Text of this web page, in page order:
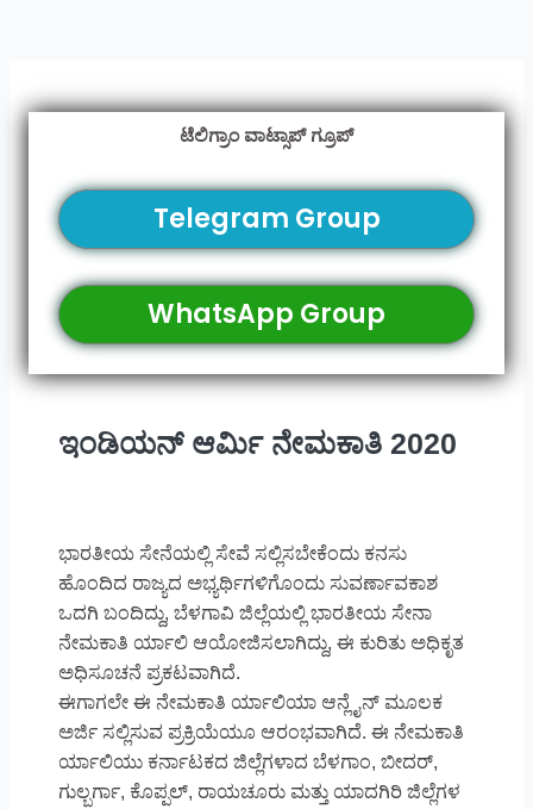
ಟೆಲಿಗ್ರಾಂ ವಾಟ್ಸಾಪ್ ಗ್ರೂಪ್
Telegram Group
WhatsApp Group
ಇಂಡಿಯನ್ ಆರ್ಮಿ ನೇಮಕಾತಿ 2020
ಭಾರತೀಯ ಸೇನೆಯಲ್ಲಿ ಸೇವೆ ಸಲ್ಲಿಸಬೇಕೆಂದು ಕನಸು
ಹೊಂದಿದ ರಾಜ್ಯದ ಅಭ್ಯರ್ಥಿಗಳಿಗೊಂದು ಸುವರ್ಣಾವಕಾಶ
ಒದಗಿ ಬಂದಿದ್ದು, ಬೆಳಗಾವಿ ಜಿಲ್ಲೆಯಲ್ಲಿ ಭಾರತೀಯ ಸೇನಾ
ನೇಮಕಾತಿ ರ್ಯಾಲಿ ಆಯೋಜಿಸಲಾಗಿದ್ದು, ಈ ಕುರಿತು ಅಧಿಕೃತ
ಅಧಿಸೂಚನೆ ಪ್ರಕಟವಾಗಿದೆ.
ಈಗಾಗಲೇ ಈ ನೇಮಕಾತಿ ರ್ಯಾಲಿಯಾ ಆನ್ಲೈನ್ ಮೂಲಕ
ಅರ್ಜಿ ಸಲ್ಲಿಸುವ ಪ್ರಕ್ರಿಯೆಯೂ ಆರಂಭವಾಗಿದೆ. ಈ ನೇಮಕಾತಿ
ರ್ಯಾಲಿಯು ಕರ್ನಾಟಕದ ಜಿಲ್ಲೆಗಳಾದ ಬೆಳಗಾಂ, ಬೀದರ್,
ಗುಲ್ಬರ್ಗಾ, ಕೊಪ್ಪಲ್, ರಾಯಚೂರು ಮತ್ತು ಯಾದಗಿರಿ ಜಿಲ್ಲೆಗಳ